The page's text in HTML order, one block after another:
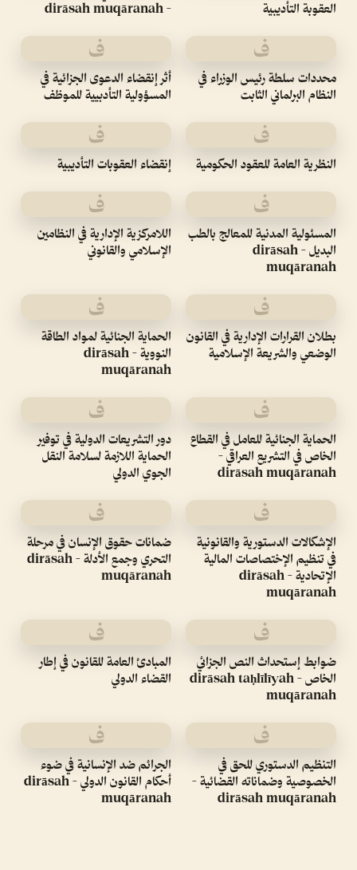
العقوبة التأديبية
- dirāsah muqāranah
ف
محددات سلطة رئيس الوزراء في
النظام البرلماني الثابت
ف
أثر إنقضاء الدعوى الجزائية في
المسؤولية التأدبيية للموظف
ف
النظرية العامة للعقود الحكومية
ف
إنقضاء العقوبات التأديبية
ف
المسئولية المدنية للمعالج بالطب
البديل - dirāsah
muqāranah
ف
اللامركزية الإدارية في النظامين
الإسلامي والقانوني
ف
بطلان القرارات الإدارية في القانون
الوضعي والشريعة الإسلامية
ف
الحماية الجنائية لمواد الطاقة
النووية - dirāsah
muqāranah
ف
الحماية الجنائية للعامل في القطاع
الخاص في التشريع العراقي -
dirāsah muqāranah
ف
دور التشريعات الدولية في توفير
الحماية اللازمة لسلامة النقل
الجوي الدولي
ف
الإشكالات الدستورية والقانونية
في تنظيم الإختصاصات المالية
الإتحادية - dirāsah
muqāranah
ف
ضمانات حقوق الإنسان في مرحلة
التحري وجمع الأدلة - dirāsah
muqāranah
ف
ضوابط إستحداث النص الجزائي
الخاص - dirāsah taḥlīlīyah
muqāranah
ف
المبادئ العامة للقانون في إطار
القضاء الدولي
ف
التنظيم الدستوري للحق في
الخصوصية وضماناته القضائية -
dirāsah muqāranah
ف
الجرائم ضد الإنسانية في ضوء
أحكام القانون الدولي - dirāsah
muqāranah